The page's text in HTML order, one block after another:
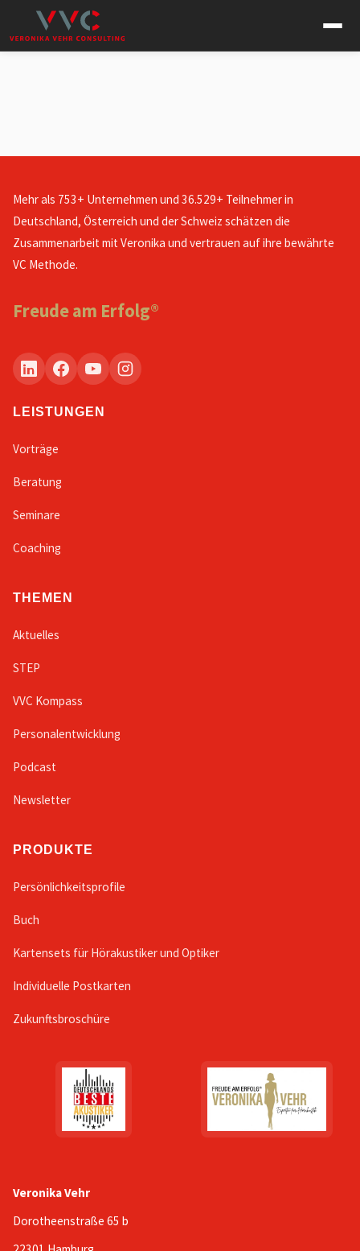
Mehr als 753+ Unternehmen und 36.529+ Teilnehmer in
Deutschland, Österreich und der Schweiz schätzen die
Zusammenarbeit mit Veronika und vertrauen auf ihre bewährte
VC Methode.
Freude am Erfolg®
LEISTUNGEN
Vorträge
Beratung
Seminare
Coaching
THEMEN
Aktuelles
STEP
VVC Kompass
Personalentwicklung
Podcast
Newsletter
PRODUKTE
Persönlichkeitsprofile
Buch
Kartensets für Hörakustiker und Optiker
Individuelle Postkarten
Zukunftsbroschüre
Veronika Vehr
Dorotheenstraße 65 b